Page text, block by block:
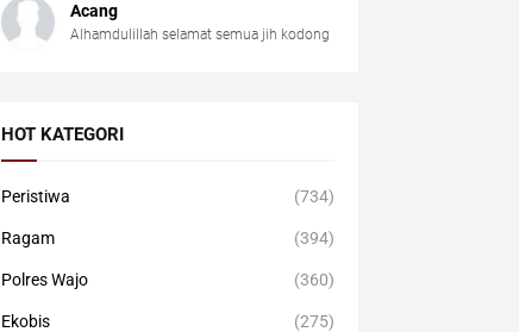
Acang
Alhamdulillah selamat semua jih kodong
HOT KATEGORI
Peristiwa (734)
Ragam (394)
Polres Wajo (360)
Ekobis (275)